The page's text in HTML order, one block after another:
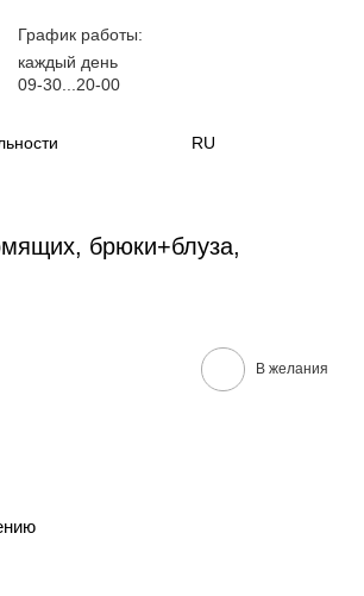
График работы:
каждый день
09-30...20-00
RU
брюки+блуза,
В желания